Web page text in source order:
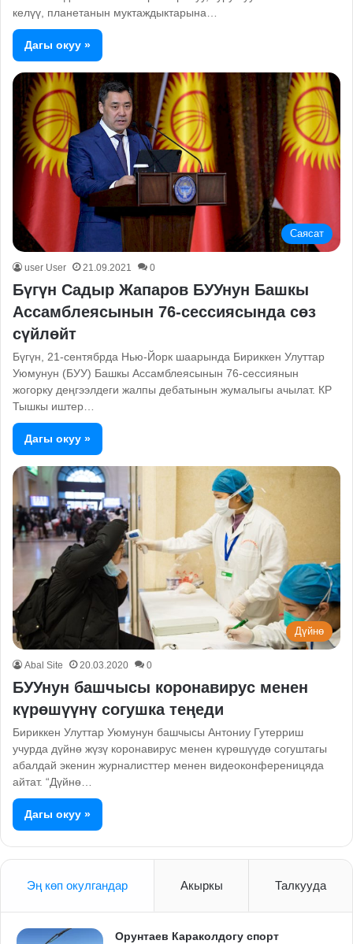
келүү, планетанын муктаждыктарына…
Дагы окуу »
Саясат
user User 21.09.2021 0
Бүгүн Садыр Жапаров БУУнун Башкы
Ассамблеясынын 76-сессиясында сөз
сүйлөйт
Бүгүн, 21-сентябрда Нью-Йорк шаарында Бириккен Улуттар
Уюмунун (БУУ) Башкы Ассамблеясынын 76-сессиянын
жогорку деңгээлдеги жалпы дебатынын жумалыгы ачылат. КР
Тышкы иштер…
Дагы окуу »
Дүйнө
Abal Site 20.03.2020 0
БУУнун башчысы коронавирус менен
күрөшүүнү согушка теңеди
Бириккен Улуттар Уюмунун башчысы Антониу Гутерриш
учурда дүйнө жүзү коронавирус менен күрөшүүдө согуштагы
абалдай экенин журналисттер менен видеоконференицяда
айтат. “Дүйнө…
Дагы окуу »
Эң көп окулгандар Акыркы Талкууда
Орунтаев Караколдогу спорт